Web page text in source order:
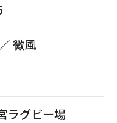
微風
ラグビー場